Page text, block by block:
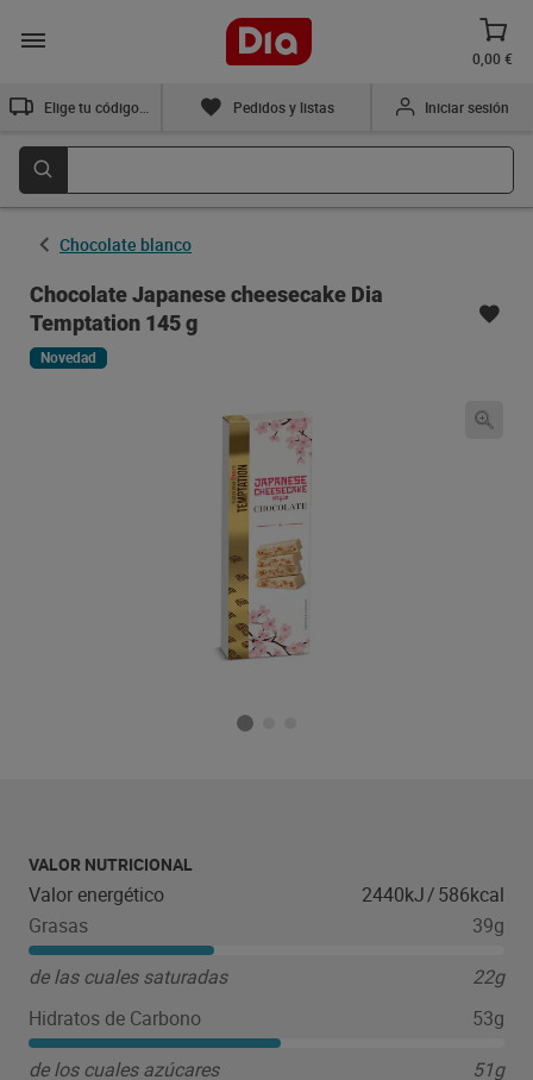
0,00 €
Pedidos y listas Iniciar sesión
Chocolate blanco
Chocolate Japanese cheesecake Dia
Temptation 145 g
Novedad
VALOR NUTRICIONAL
Valor energético 2440kJ/586kcal
Grasas
39g
de las cuales saturadas
22g
Hidratos de Carbono
53g
de los cuales azúcares
51g